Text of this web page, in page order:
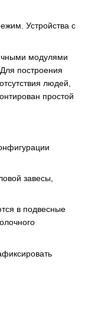
Устройства с
модулями
построения
людей,
простой
завесы,
в подвесные